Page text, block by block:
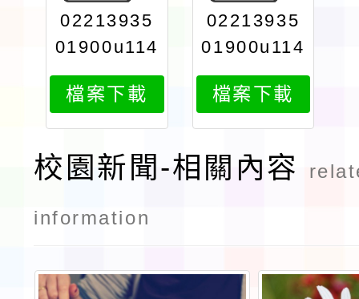
02213935
01900u114
00000202
3461
檔案下載
02213935
01900u114
00000202
3462
檔案下載
校園新聞-相關內容
information